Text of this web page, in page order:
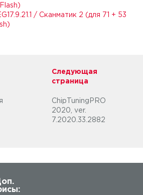
/ Сканматик 2 (для 71 + 53
Следующая
страница
ChipTuningPRO
2020, ver.
7.2020.33.2882